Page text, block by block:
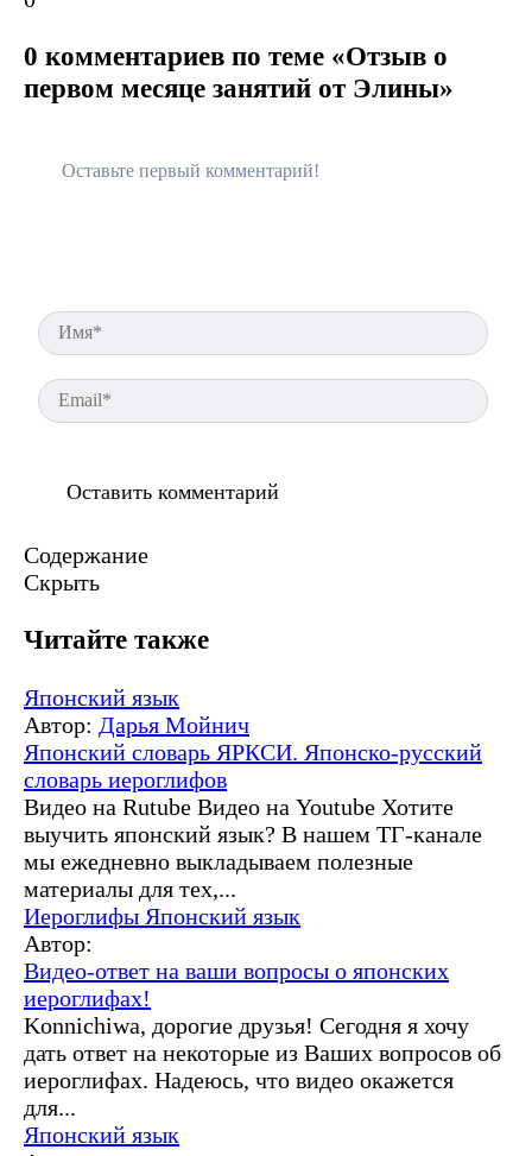
0 комментариев по теме «Отзыв о
первом месяце занятий от Элины»
Содержание
Скрыть
Читайте также
Японский язык
Автор: Дарья Мойнич
Японский словарь ЯРКСИ. Японско-русский
словарь иероглифов
Видео на Rutube Видео на Youtube Хотите
выучить японский язык? В нашем ТГ-канале
мы ежедневно выкладываем полезные
материалы для тех,...
Иероглифы Японский язык
Автор:
Видео-ответ на ваши вопросы о японских
иероглифах!
Konnichiwa, дорогие друзья! Сегодня я хочу
дать ответ на некоторые из Ваших вопросов об
иероглифах. Надеюсь, что видео окажется
для...
Японский язык